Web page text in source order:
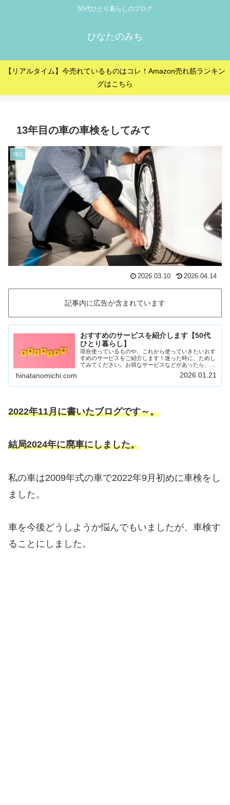
50代ひとり暮らしのブログ
ひなたのみち
【リアルタイム】今売れているものはコレ！Amazon売れ筋ランキン
グはこちら
13年目の車の車検をしてみて
雑記
2026.03.10 2026.04.14
記事内に広告が含まれています
おすすめのサービスを紹介します【50代
ひとり暮らし】
現在使っているものや、これから使っていきたいおす
すめのサービスをご紹介します！迷った時に、ためし
てみてください。お得なサービスなどがあったら、随
時載せていきます！Amazon prime (アマゾンプラ
イム) 30日間の無料体験ができます。…
hinatanomichi.com 2026.01.21
2022年11月に書いたブログです～。
結局2024年に廃車にしました。
私の車は2009年式の車で2022年9月初めに車検をし
ました。
車を今後どうしようか悩んでもいましたが、車検す
ることにしました。